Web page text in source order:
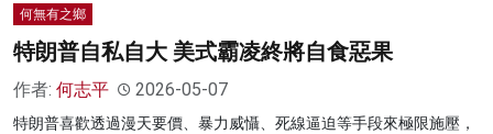
何無有之鄉
特朗普自私自大 美式霸凌終將自食惡果
作者: 何志平 2026-05-07
特朗普喜歡透過漫天要價、暴力威懾、死線逼迫等手段來極限施壓，